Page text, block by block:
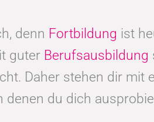
denn Fortbildung ist
guter Berufsausbildung
Daher stehen dir mit
denen du dich